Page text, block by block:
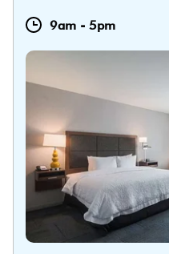
9am - 5pm